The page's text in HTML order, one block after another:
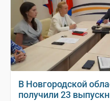
В Новгородской
получили 23